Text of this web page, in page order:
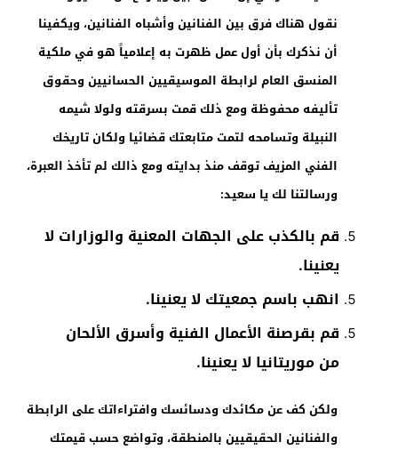
نقول هناك فرق بين الفنانين وأشباه الفنانين، ويكفينا
أن نذكرك بأن أول عمل ظهرت به إعلامياً هو في ملكية
المنسق العام لرابطة الموسيقيين الحسانيين وحقوق
تأليفه محفوظة ومع ذلك قمت بسرقته ولولا شيمه
النبيلة وتسامحه لتمت متابعتك قضائيا ولكان تاريخك
الفني المزيف توقف منذ بدايته ومع ذالك لم تأخذ العبرة،
ورسالتنا لك يا سعيد:
قم بالكذب على الجهات المعنية والوزارات لا
يعنينا.
انهب باسم جمعيتك لا يعنينا.
قم بقرصنة الأعمال الفنية وأسرق الألحان
من موريتانيا لا يعنينا.
ولكن كف عن مكائدك ودسائسك وافتراءاتك على الرابطة
والفنانين الحقيقيين بالمنطقة، وتواضع حسب قيمتك